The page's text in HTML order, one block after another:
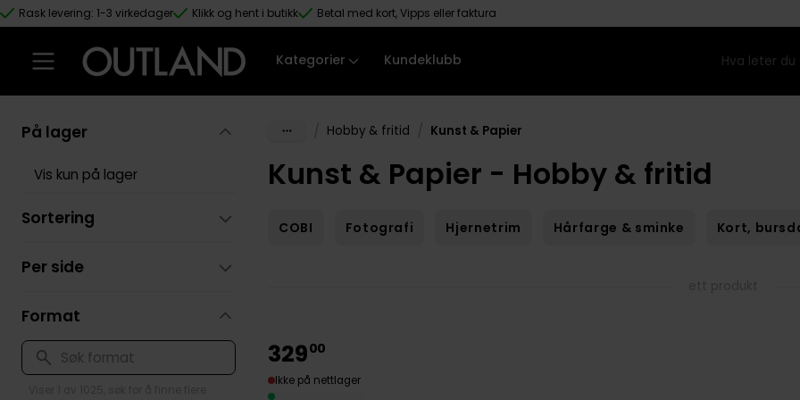
Hopp til hovedinnhold
Rask levering: 1-3 virkedager Klikk og hent i butikk Betal med kort, Vipps eller faktura
Kategorier Kundeklubb
Hobby & fritid Kunst & Papier
Kunst & Papier - Hobby & fritid
COBI Fotografi Hjernetrim Hårfarge & sminke Kort,
32900
Ikke på nettlager
På lager
Vis kun på lager
Sortering
Per side
Format